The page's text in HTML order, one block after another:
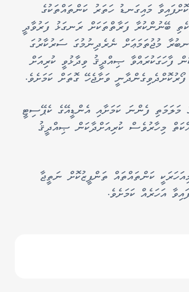
މައިގަނޑު ހަތަރު ކަންތައްތަކުގެ
ބޭނުންކުރާ ފަރާތްތަކަށް ރަނގަޅު ފަރުވާދީ
މުޖުތަމަޢަށް ނެރެދިނުމުގަ ސަރުކާރުގަ
ފާހަގަކުރައްވާ ޞިއްދީޤު ވިދާޅުވީ ކުރިއަށް
ވަށާޖެހޭ ގޮތަށް ކަމަށެވެ.
މަލަމަތި ފެންނަ ކަމަށާއި އެންޑީއޭގެ ކެޕޭސިޓީ
މިހާރުވެސް ކުރިއަށްދާކަން ޞިއްދީޤު
ކަންތައްތައް ތަންފީޒުކޮށް ނަތީޖާ
އަހަރެއް ކަމަށެވެ.